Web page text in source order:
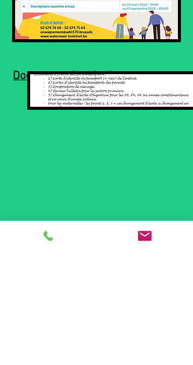
Documents à prévoir